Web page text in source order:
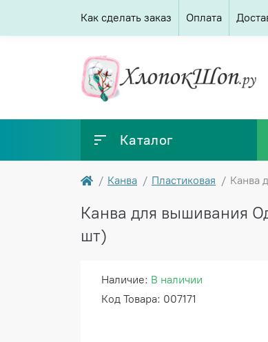
Как сделать заказ Оплата
Каталог
Канва Пластиковая Канва
Канва для вышивания
шт)
Наличие: В наличии
Код Товара: 007171